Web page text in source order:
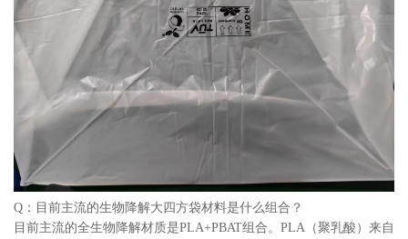
Q：目前主流的生物降解大四方袋材料是什么组合？
目前主流的全生物降解材质是PLA+PBAT组合。PLA（聚乳酸）来自